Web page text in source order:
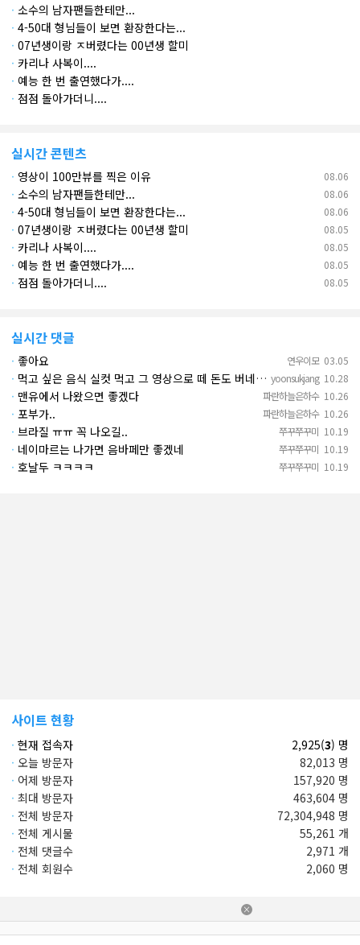
×
· 소수의 남자팬들한테만...
· 4-50대 형님들이 보면 환장한다는...
· 07년생이랑 ㅈ버렸다는 00년생 할미
· 카리나 사복이....
· 예능 한 번 출연했다가....
· 점점 돌아가더니....
실시간 콘텐츠
08.06
· 영상이 100만뷰를 찍은 이유
08.06
· 소수의 남자팬들한테만...
08.06
· 4-50대 형님들이 보면 환장한다는...
08.05
· 07년생이랑 ㅈ버렸다는 00년생 할미
08.05
· 카리나 사복이....
08.05
· 예능 한 번 출연했다가....
08.05
· 점점 돌아가더니....
실시간 댓글
연우이모 03.05
· 좋아요
yoonsukjang 10.28
· 먹고 싶은 음식 실컷 먹고 그 영상으로 떼 돈도 버네 ㄷㄷ. 하고 싶은 것만 하고 부자되네.
파란하늘은하수 10.26
· 맨유에서 나왔으면 좋겠다
파란하늘은하수 10.26
· 포부가..
쭈꾸쭈꾸미 10.19
· 브라질 ㅠㅠ 꼭 나오길..
쭈꾸쭈꾸미 10.19
· 네이마르는 나가면 음바페만 좋겠네
쭈꾸쭈꾸미 10.19
· 호날두 ㅋㅋㅋㅋ
사이트 현황
· 현재 접속자 2,925(3) 명
· 오늘 방문자
82,013 명
· 어제 방문자
157,920 명
· 최대 방문자
463,604 명
· 전체 방문자
72,304,948 명
· 전체 게시물
55,261 개
· 전체 댓글수
2,971 개
· 전체 회원수 2,060 명